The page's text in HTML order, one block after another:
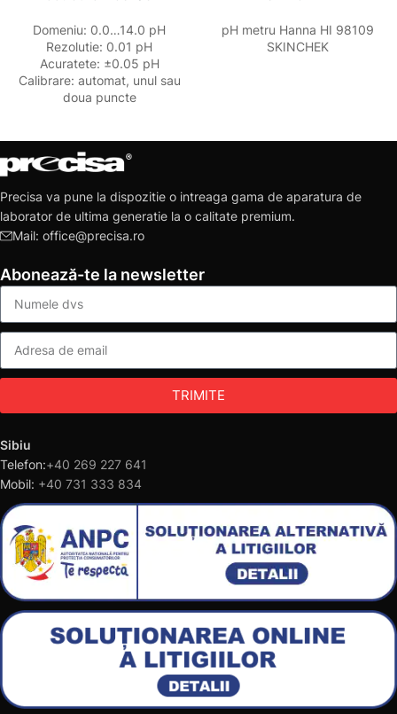
Domeniu: 0.0…14.0 pH
Rezolutie: 0.01 pH
Acuratete: ±0.05 pH
Calibrare: automat, unul sau
doua puncte
pH metru Hanna HI 98109
SKINCHEK
Precisa va pune la dispozitie o intreaga gama de aparatura de
laborator de ultima generatie la o calitate premium.
Mail: office@precisa.ro
Abonează-te la newsletter
TRIMITE
Sibiu
Telefon:+40 269 227 641
Mobil: +40 731 333 834